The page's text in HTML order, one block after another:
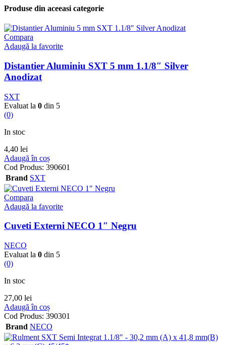
Produse din aceeasi categorie
Compara
Adaugă la favorite
Distantier Aluminiu SXT 5 mm 1.1/8″ Silver
Anodizat
SXT
Evaluat la 0 din 5
(0)
In stoc
4,40 lei
Adaugă în coș
Cod Produs: 390601
Brand SXT
Compara
Adaugă la favorite
Cuveti Externi NECO 1″ Negru
NECO
Evaluat la 0 din 5
(0)
In stoc
27,00 lei
Adaugă în coș
Cod Produs: 390301
Brand NECO